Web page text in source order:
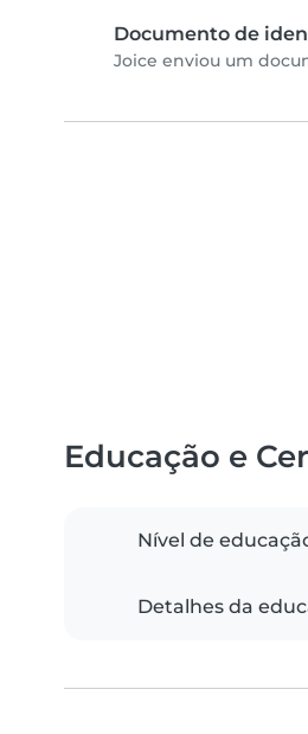
Documento de
Joice enviou um
Educação e
Nível de
Detalhes da